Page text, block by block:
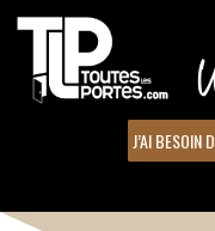
J’AI BESOIN